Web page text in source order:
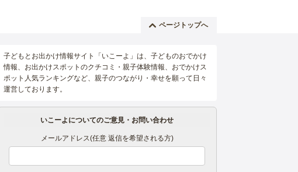
ページトップへ
子どもとお出かけ情報サイト「いこーよ」は、子どものおでかけ
情報、お出かけスポットのクチコミ・親子体験情報、おでかけス
ポット人気ランキングなど、親子のつながり・幸せを願って日々
運営しております。
いこーよについてのご意見・お問い合わせ
メールアドレス(任意 返信を希望される方)